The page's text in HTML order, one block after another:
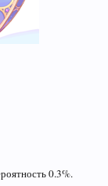
0.3%.